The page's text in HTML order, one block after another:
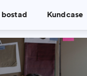
bostad Kundcase